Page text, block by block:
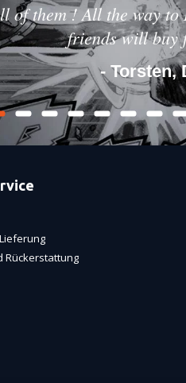
of them ! All the way
friends will buy
- Torsten,
Rückerstattung